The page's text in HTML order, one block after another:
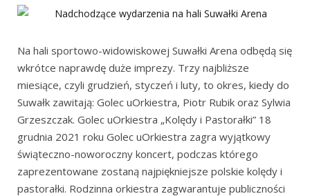
Na hali sportowo-widowiskowej Suwałki Arena odbędą się
wkrótce naprawdę duże imprezy. Trzy najbliższe
miesiące, czyli grudzień, styczeń i luty, to okres, kiedy do
Suwałk zawitają: Golec uOrkiestra, Piotr Rubik oraz Sylwia
Grzeszczak. Golec uOrkiestra „Kolędy i Pastorałki” 18
grudnia 2021 roku Golec uOrkiestra zagra wyjątkowy
świąteczno-noworoczny koncert, podczas którego
zaprezentowane zostaną najpiękniejsze polskie kolędy i
pastorałki. Rodzinna orkiestra zagwarantuje publiczności